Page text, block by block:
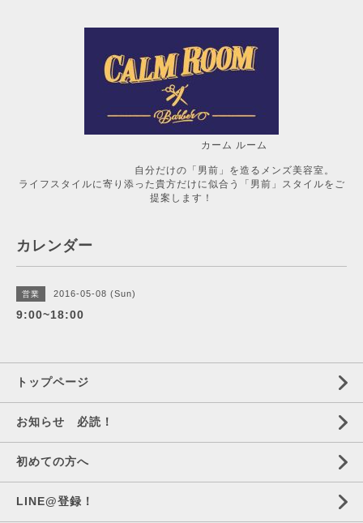
カーム ルーム
自分だけの「男前」を造るメンズ美容室。
ライフスタイルに寄り添った貴方だけに似合う「男前」スタイルをご
提案します！
カレンダー
営業 2016-05-08 (Sun)
9:00~18:00
トップページ
お知らせ 必読！
初めての方へ
LINE@登録！